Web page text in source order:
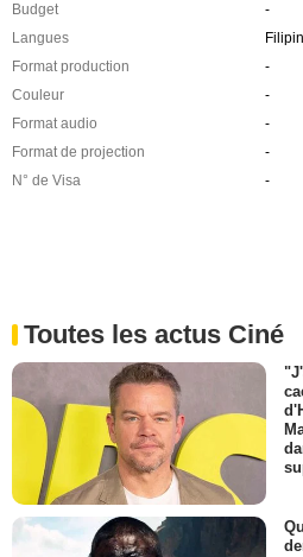
Budget
-
Langues
Format production
-
Couleur
-
Format audio
-
Format de projection
-
N° de Visa
-
Toutes les actus Ciné